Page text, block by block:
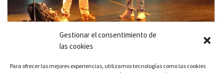
Gestionar el consentimiento de
las cookies
Para ofrecer las mejores experiencias, utilizamos tecnologías como las cookies